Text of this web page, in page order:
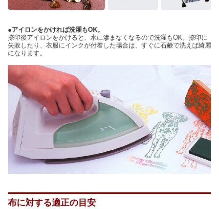
●アイロンをかければ洗濯もOK。
捺印後アイロンをかけると、水に滲まなくなるので洗濯もOK。捺印に
失敗したり、衣服にインクが付着した場合は、すぐに石鹸で洗えば綺麗
になります。
布に対する適正の目安